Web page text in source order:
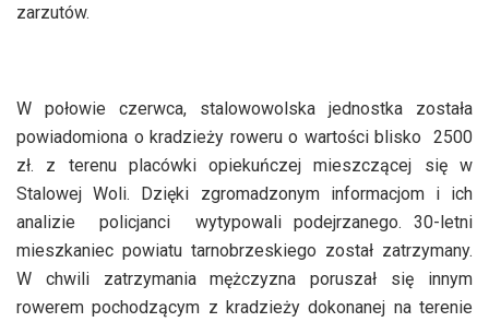
zarzutów.
W połowie czerwca, stalowowolska jednostka została
powiadomiona o kradzieży roweru o wartości blisko 2500
zł. z terenu placówki opiekuńczej mieszczącej się w
Stalowej Woli. Dzięki zgromadzonym informacjom i ich
analizie policjanci wytypowali podejrzanego. 30-letni
mieszkaniec powiatu tarnobrzeskiego został zatrzymany.
W chwili zatrzymania mężczyzna poruszał się innym
rowerem pochodzącym z kradzieży dokonanej na terenie